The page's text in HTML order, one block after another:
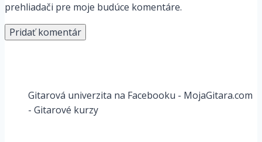
prehliadači pre moje budúce komentáre.
Gitarová univerzita na Facebooku - MojaGitara.com
- Gitarové kurzy